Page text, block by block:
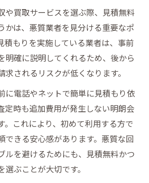
や買取サービスを選ぶ際、見積無料
かは、悪質業者を見分ける重要なポ
積もりを実施している業者は、事前
明確に説明してくれるため、後から
されるリスクが低くなります。
に電話やネットで簡単に見積もり依
定時も追加費用が発生しない明朗会
。これにより、初めて利用する方で
できる安心感があります。悪質な回
ルを避けるためにも、見積無料かつ
ぶことが大切です。